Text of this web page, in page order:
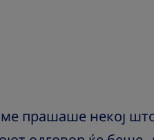
прашаше некој